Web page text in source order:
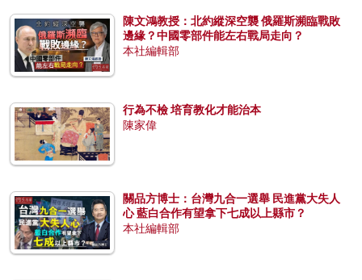
陳文鴻教授：北約縱深空襲 俄羅斯瀕臨戰敗
邊緣？中國零部件能左右戰局走向？
本社編輯部
行為不檢 培育教化才能治本
陳家偉
關品方博士：台灣九合一選舉 民進黨大失人
心 藍白合作有望拿下七成以上縣市？
本社編輯部